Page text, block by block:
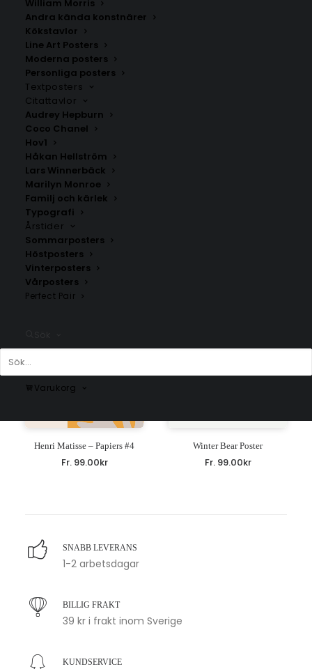
William Morris
Andra kända konstnärer
Kökstavlor
Line Art Posters
Moderna posters
Personliga posters
Textposters
Citattavlor
Audrey Hepburn
Coco Chanel
Hov1
Håkan Hellström
Lars Winnerbäck
Marilyn Monroe
Familj och kärlek
Typografi
Årstider
Sommarposters
Höstposters
Vinterposters
Vårposters
Perfect Pair
Varukorg
Three Christmas Trees Poster
Fr.99.00
Henri Matisse – Papiers #4
Fr. 99.00kr
Winter Bear Poster
Fr. 99.00kr
SNABB LEVERANS
1-2 arbetsdagar
BILLIG FRAKT
39 kr i frakt inom Sverige
KUNDSERVICE